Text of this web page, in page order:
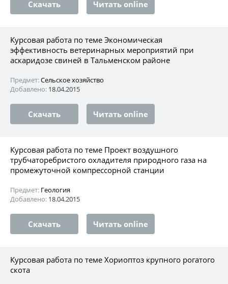
Скачать Читать online
Курсовая работа по теме Экономическая
эффективность ветеринарных мероприятий при
аскаридозе свиней в Тальменском районе
Предмет:Сельское хозяйство
Добавлено: 18.04.2015
Скачать Читать online
Курсовая работа по теме Проект воздушного
трубчаторебристого охладителя природного газа на
промежуточной компрессорной станции
Предмет: Геология
Добавлено: 18.04.2015
Скачать Читать online
Курсовая работа по теме Хориоптоз крупного рогатого
скота